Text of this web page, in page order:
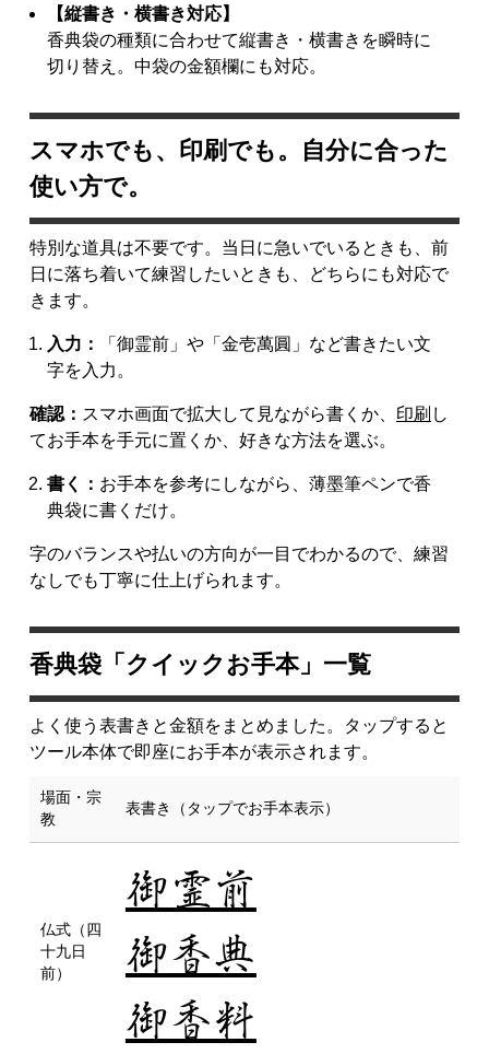
【縦書き・横書き対応】
香典袋の種類に合わせて縦書き・横書きを瞬時に
切り替え。中袋の金額欄にも対応。
スマホでも、印刷でも。自分に合った
使い方で。
特別な道具は不要です。当日に急いでいるときも、前
日に落ち着いて練習したいときも、どちらにも対応で
きます。
入力：
「御霊前」や「金壱萬圓」など書きたい文
字を入力。
確認： スマホ画面で拡大して見ながら書くか、 印刷 し
てお手本を手元に置くか、好きな方法を選ぶ。
書く： お手本を参考にしながら、薄墨筆ペンで香
典袋に書くだけ。
字のバランスや払いの方向が一目でわかるので、練習
なしでも丁寧に仕上げられます。
香典袋「クイックお手本」一覧
よく使う表書きと金額をまとめました。タップすると
ツール本体で即座にお手本が表示されます。
場面・宗
教
表書き（タップでお手本表示）
仏式（四
十九日
前）
御霊前
御香典
御香料